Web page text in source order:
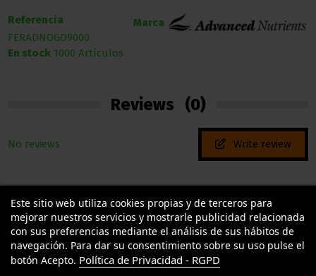
Marca
Referencia
FERADNOGO9000
En stock 1000 Artículos
Reviews (0)
No reviews Write review
TU LLAMAS GROW
Este sitio web utiliza cookies propias y de terceros para
mejorar nuestros servicios y mostrarle publicidad relacionada
con sus preferencias mediante el análisis de sus hábitos de
navegación. Para dar su consentimiento sobre su uso pulse el
botón Acepto. Política de Privacidad - RGPD